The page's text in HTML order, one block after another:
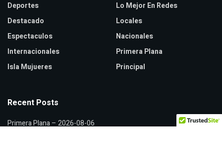
Deportes
Destacado
Espectaculos
Internacionales
Isla Mujueres
Lo Mejor En Redes
Locales
Nacionales
Primera Plana
Principal
Recent Posts
Primera Plana – 2026-08-06